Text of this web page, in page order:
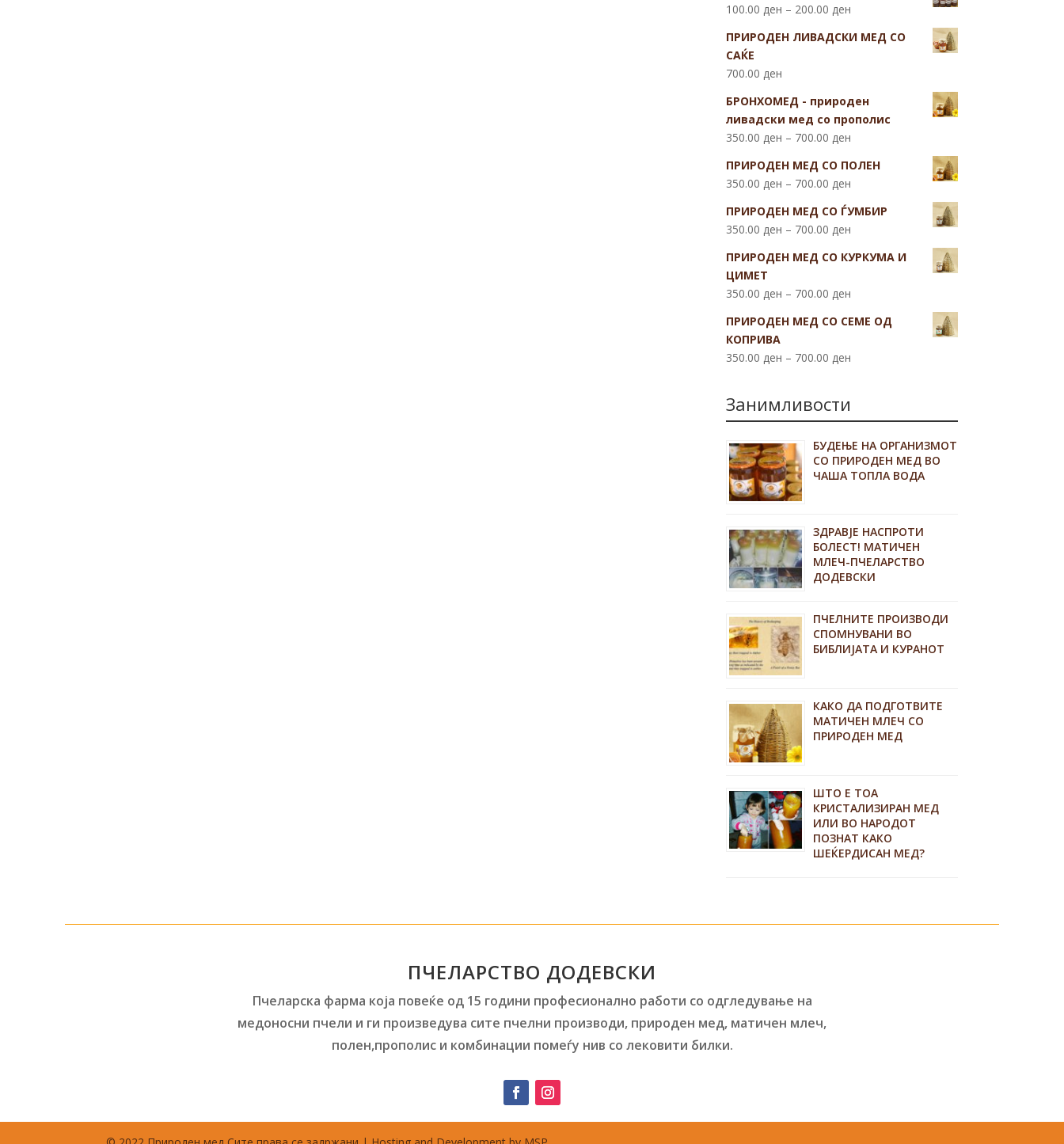
100.00 ден – 200.00 ден
ПРИРОДЕН ЛИВАДСКИ МЕД СО
САЌЕ
700.00 ден
БРОНХОМЕД - природен
ливадски мед со прополис
350.00 ден – 700.00 ден
ПРИРОДЕН МЕД СО ПОЛЕН
350.00 ден – 700.00 ден
ПРИРОДЕН МЕД СО ЃУМБИР
350.00 ден – 700.00 ден
ПРИРОДЕН МЕД СО КУРКУМА И
ЦИМЕТ
350.00 ден – 700.00 ден
ПРИРОДЕН МЕД СО СЕМЕ ОД
КОПРИВА
350.00 ден – 700.00 ден
Занимливости
БУДЕЊЕ НА ОРГАНИЗМОТ
СО ПРИРОДЕН МЕД ВО
ЧАША ТОПЛА ВОДА
ЗДРАВЈЕ НАСПРОТИ
БОЛЕСТ! МАТИЧЕН
МЛЕЧ-ПЧЕЛАРСТВО
ДОДЕВСКИ
ПЧЕЛНИТЕ ПРОИЗВОДИ
СПОМНУВАНИ ВО
БИБЛИЈАТА И КУРАНОТ
КАКО ДА ПОДГОТВИТЕ
МАТИЧЕН МЛЕЧ СО
ПРИРОДЕН МЕД
ШТО Е ТОА
КРИСТАЛИЗИРАН МЕД
ИЛИ ВО НАРОДОТ
ПОЗНАТ КАКО
ШЕЌЕРДИСАН МЕД?
ПЧЕЛАРСТВО ДОДЕВСКИ
Пчеларска фарма која повеќе од 15 години професионално работи со одгледување на
медоносни пчели и ги произведува сите пчелни производи, природен мед, матичен млеч,
полен,прополис и комбинации помеѓу нив со лековити билки.